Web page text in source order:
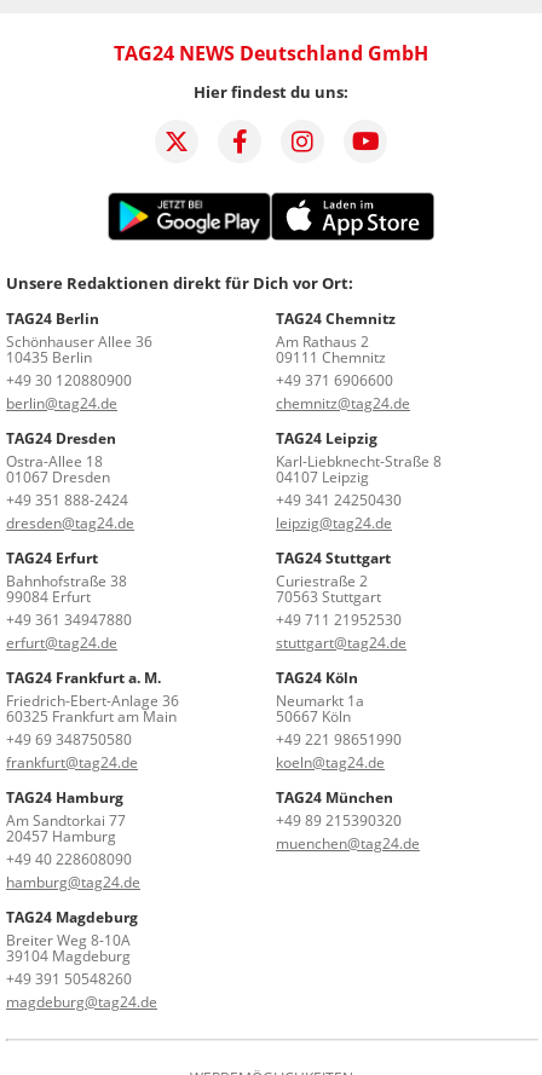
TAG24 NEWS Deutschland GmbH
Hier findest du uns:
Unsere Redaktionen direkt für Dich vor Ort:
TAG24 Berlin
Schönhauser Allee 36
10435 Berlin
+49 30 120880900
berlin@tag24.de
TAG24 Chemnitz
Am Rathaus 2
09111 Chemnitz
+49 371 6906600
chemnitz@tag24.de
TAG24 Dresden
Ostra-Allee 18
01067 Dresden
+49 351 888-2424
dresden@tag24.de
TAG24 Leipzig
Karl-Liebknecht-Straße 8
04107 Leipzig
+49 341 24250430
leipzig@tag24.de
TAG24 Erfurt
Bahnhofstraße 38
99084 Erfurt
+49 361 34947880
erfurt@tag24.de
TAG24 Stuttgart
Curiestraße 2
70563 Stuttgart
+49 711 21952530
stuttgart@tag24.de
TAG24 Frankfurt a. M.
Friedrich-Ebert-Anlage 36
60325 Frankfurt am Main
+49 69 348750580
frankfurt@tag24.de
TAG24 Köln
Neumarkt 1a
50667 Köln
+49 221 98651990
koeln@tag24.de
TAG24 Hamburg
Am Sandtorkai 77
20457 Hamburg
+49 40 228608090
hamburg@tag24.de
TAG24 München
+49 89 215390320
muenchen@tag24.de
TAG24 Magdeburg
Breiter Weg 8-10A
39104 Magdeburg
+49 391 50548260
magdeburg@tag24.de